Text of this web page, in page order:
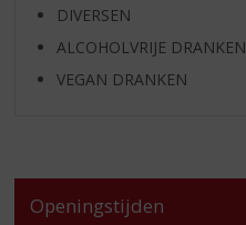
DIVERSEN
ALCOHOLVRIJE DRANKEN
VEGAN DRANKEN
Openingstijden